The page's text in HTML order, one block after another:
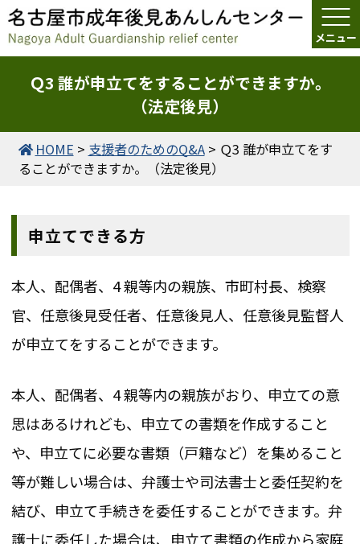
Ｑ3 誰が申立てをすることができますか。
（法定後見）
HOME > 支援者のためのQ&A> Ｑ3 誰が申立てをす
ることができますか。（法定後見）
申立てできる方
本人、配偶者、4 親等内の親族、市町村長、検察
官、任意後見受任者、任意後見人、任意後見監督人
が申立てをすることができます。
本人、配偶者、4 親等内の親族がおり、申立ての意
思はあるけれども、申立ての書類を作成すること
や、申立てに必要な書類（戸籍など）を集めること
等が難しい場合は、弁護士や司法書士と委任契約を
結び、申立て手続きを委任することができます。弁
護士に委任した場合は、申立て書類の作成から家庭